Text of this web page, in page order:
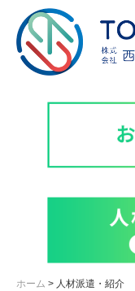
ホーム
人材派遣・紹介
スタッフ登録
特定技能外国人
ホーム 人材派遣・紹介